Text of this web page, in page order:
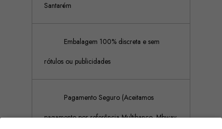
Santarém
Embalagem 100% discreta e sem
rótulos ou publicidades
Pagamento Seguro (Aceitamos
pagamento por referência Multibanco, Mbway